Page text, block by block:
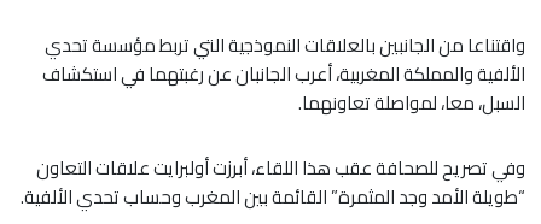
واقتناعا من الجانبين بالعلاقات النموذجية التي تربط مؤسسة تحدي
الألفية والمملكة المغربية، أعرب الجانبان عن رغبتهما في استكشاف
السبل، معا، لمواصلة تعاونهما.
وفي تصريح للصحافة عقب هذا اللقاء، أبرزت أولبرايت علاقات التعاون
“طويلة الأمد وجد المثمرة” القائمة بين المغرب وحساب تحدي الألفية.